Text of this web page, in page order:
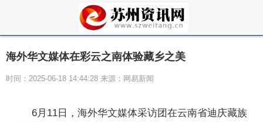
海外华文媒体在彩云之南体验藏乡之美
时间：2025-06-18 14:44:28 来源：网易新闻
6月11日，海外华文媒体采访团在云南省迪庆藏族